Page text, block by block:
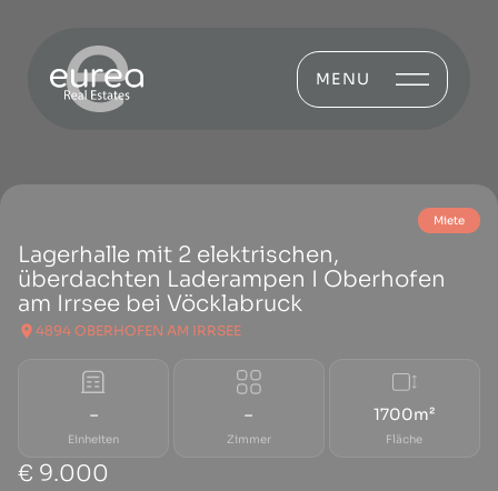
MENU
Miete
Lagerhalle mit 2 elektrischen,
überdachten Laderampen I Oberhofen
am Irrsee bei Vöcklabruck
4894 OBERHOFEN AM IRRSEE
–
Einheiten
–
Zimmer
1700m²
Fläche
€ 9.000